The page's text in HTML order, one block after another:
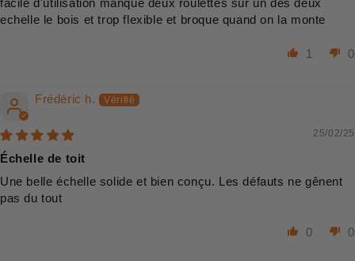
facile d'utilisation manque deux roulettes sur un des deux
echelle le bois et trop flexible et broque quand on la monte
1 0
Frédéric h.
25/02/25
Échelle de toit
Une belle échelle solide et bien conçu. Les défauts ne gênent
pas du tout
0 0